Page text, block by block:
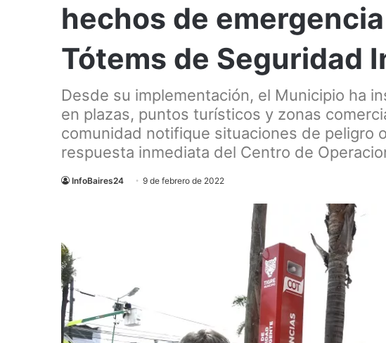
hechos de
Tótems de Seguridad
Desde su implementación, el Municipio ha
en plazas, puntos turísticos y zonas
comunidad notifique situaciones de peligro
respuesta inmediata del Centro de
InfoBaires24 9 de febrero de 2022